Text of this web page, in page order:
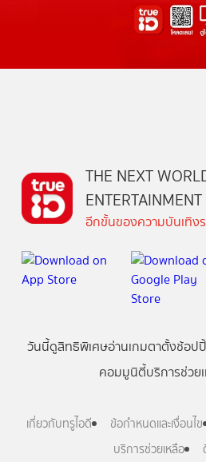
THE NEXT
ENTERTAINMENT
อีกขั้นของความบันเทิง
วันนี้ดูสิทธิพิเศษอ่านเกมตาตั้งช้อป
คอมมูนิตี้บริการช่วย
เกี่ยวกับทรูไอดี ข้อกำหนดและเงื่อนไข
บริการช่วยเหลือ